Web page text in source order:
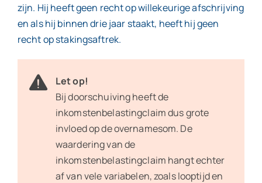
zijn. Hij heeft geen recht op willekeurige afschrijving
en als hij binnen drie jaar staakt, heeft hij geen
recht op stakingsaftrek.
Let op!
Bij doorschuiving heeft de
inkomstenbelastingclaim dus grote
invloed op de overnamesom. De
waardering van de
inkomstenbelastingclaim hangt echter
af van vele variabelen, zoals looptijd en